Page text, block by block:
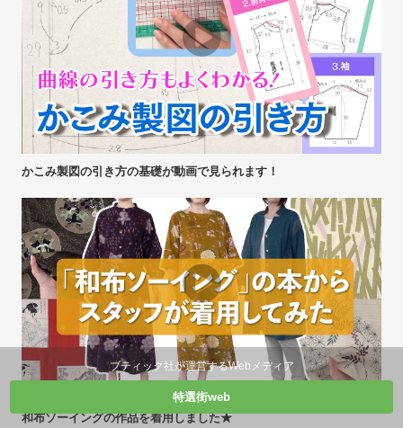
かこみ製図の引き方の基礎が動画で見られます！
和布ソーイングの作品を着用しました★
ブティック社が運営するWebメディア
特選街web